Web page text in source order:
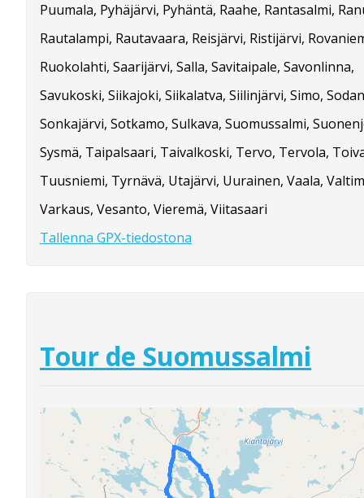
Puumala, Pyhäjärvi, Pyhäntä, Raahe, Rantasalmi,
Rautalampi, Rautavaara, Reisjärvi, Ristijärvi,
Ruokolahti, Saarijärvi, Salla, Savitaipale, Savonlinna,
Savukoski, Siikajoki, Siikalatva, Siilinjärvi, Simo,
Sonkajärvi, Sotkamo, Sulkava, Suomussalmi,
Sysmä, Taipalsaari, Taivalkoski, Tervo, Tervola,
Tuusniemi, Tyrnävä, Utajärvi, Uurainen, Vaala,
Varkaus, Vesanto, Vieremä, Viitasaari
Tallenna GPX-tiedostona
Tour de Suomussalmi